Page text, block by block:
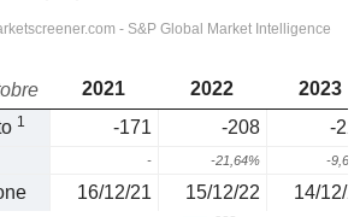
2021 2022
2023
1 -171 -208 -
- -21,64% -
16/12/21 15/12/22 14/12/